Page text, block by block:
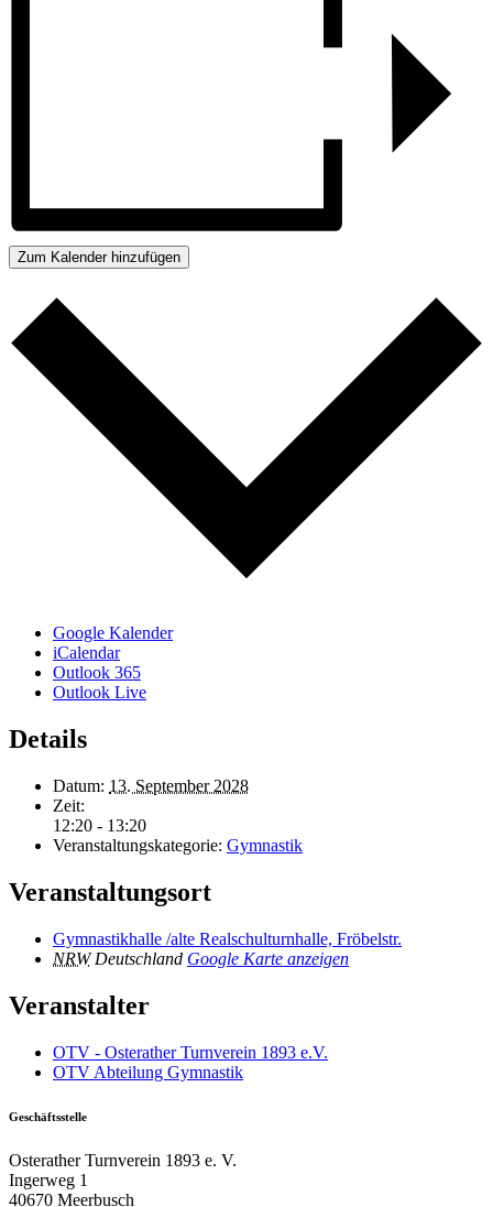
Zum Kalender hinzufügen
Google Kalender
iCalendar
Outlook 365
Outlook Live
Details
Datum: 13. September 2028
Zeit:
12:20 - 13:20
Veranstaltungskategorie: Gymnastik
Veranstaltungsort
Gymnastikhalle /alte Realschulturnhalle, Fröbelstr.
NRW Deutschland Google Karte anzeigen
Veranstalter
OTV - Osterather Turnverein 1893 e.V.
OTV Abteilung Gymnastik
Geschäftsstelle
Osterather Turnverein 1893 e. V.
Ingerweg 1
40670 Meerbusch